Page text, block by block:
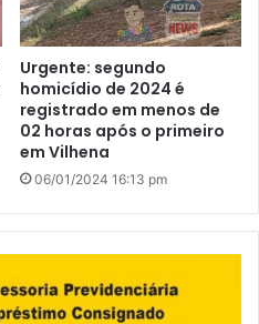
Urgente: segundo
homicídio de 2024 é
registrado em menos de
02 horas após o primeiro
em Vilhena
06/01/2024 16:13 pm